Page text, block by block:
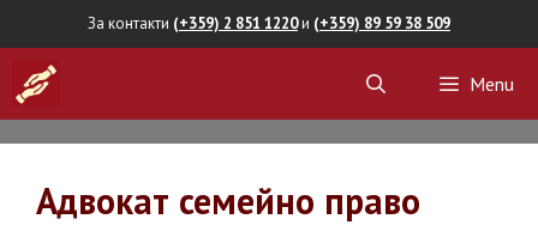
to
content
За контакти (+359) 2 851 1220и (+359) 89 59 38 509
Menu
Адвокат семейно право